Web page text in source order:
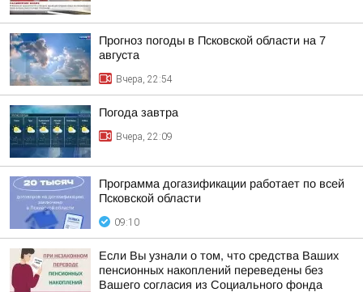
Прогноз погоды в Псковской области на 7
августа
Вчера, 22:54
Погода завтра
Вчера, 22:09
Программа догазификации работает по всей
Псковской области
09:10
Если Вы узнали о том, что средства Ваших
пенсионных накоплений переведены без
Вашего согласия из Социального фонда